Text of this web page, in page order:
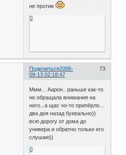
не против
0
Поделиться 73
2006-
09-13 02:18:47
Ммм... Аарон.. раньше как-то
не обращала внимания на
него...а щас чо-то припёрло...
два дня назад буквально))
всю дорогу от дома до
универа и обратно только его
слушаю))
0